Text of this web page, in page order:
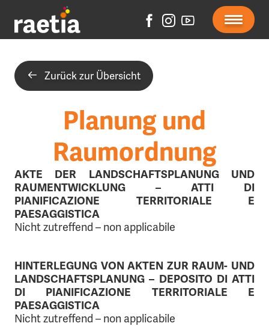
Zurück zur Übersicht
Planung und
Raumordnung
AKTE DER LANDSCHAFTSPLANUNG UND
RAUMENTWICKLUNG – ATTI DI
PIANIFICAZIONE TERRITORIALE E
PAESAGGISTICA
Nicht zutreffend – non applicabile
HINTERLEGUNG VON AKTEN ZUR RAUM- UND
LANDSCHAFTSPLANUNG – DEPOSITO DI ATTI
DI PIANIFICAZIONE TERRITORIALE E
PAESAGGISTICA
Nicht zutreffend – non applicabile